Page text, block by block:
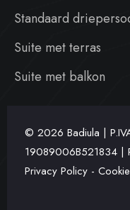
Standaard
Suite met terras
Suite met balkon
© 2026 Badiula |
19089006B521834 |
Privacy Policy -